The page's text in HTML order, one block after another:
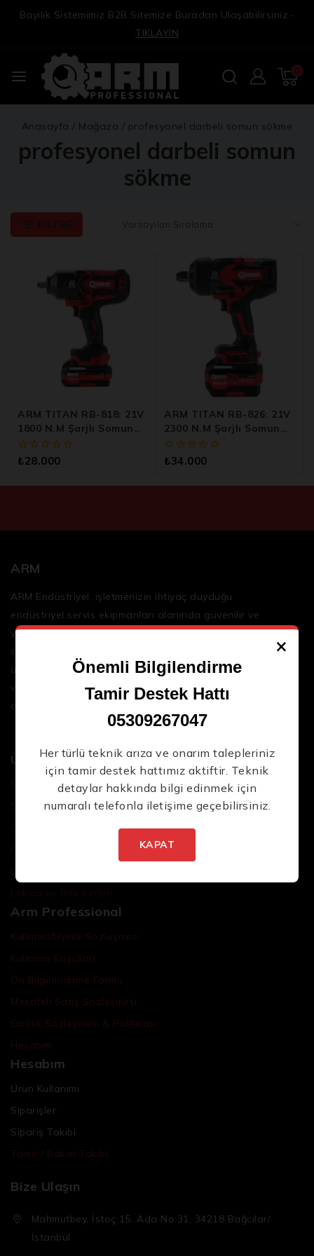
Bayilik Sistemimiz B2B Sitemize Buradan Ulaşabilirsiniz.-
TIKLAYIN
0
Anasayfa / Mağaza / profesyonel darbeli somun sökme
profesyonel darbeli somun
sökme
FILTRE
ARM TITAN RB-818: 21V
1800 N.m Şarjlı Somun
Sökme Makinesi
0
₺28.000
ARM TITAN RB-826: 21V
2300 N.m Şarjlı Somun
Sökme Makinesi
0
₺34.000
ARM
ARM Endüstriyel, işletmenizin ihtiyaç duyduğu
endüstriyel servis ekipmanları alanında güvenilir ve
yenilikçi çözümler sunar. Geniş ürün yelpazemizle,
sektördeki en son teknolojileri ve yüksek kaliteli
ürünleri bir araya getirerek iş süreçlerinizi daha
verimli ve sorunsuz hale getirmenize yardımcı
oluyoruz.
Ürünler
Şarjlı El Aletleri
Şarjlı Led Lambalar
Özel Tasarım El Aletleri
Cırcır Kolları
Batarya ve Adaptörler
Lokma ve Bits Setleri
Arm Professional
Kullanıcı/Üyelik Sözleşmesi
Kullanım Koşulları
Ön Bilgilendirme Formu
Mesafeli Satış Sözleşmesi
Gizlilik Sözleşmesi & Politikası
Hesabım
Hesabım
Ürün Kullanımı
Siparişler
Sipariş Takibi
Tamir / Bakım Takibi
Bize Ulaşın
Mahmutbey, İstoç 15. Ada No:31, 34218 Bağcılar/
İstanbul
×
Önemli Bilgilendirme
Tamir Destek Hattı
05309267047
Her türlü teknik arıza ve onarım talepleriniz
için tamir destek hattımız aktiftir. Teknik
detaylar hakkında bilgi edinmek için
numaralı telefonla iletişime geçebilirsiniz.
KAPAT